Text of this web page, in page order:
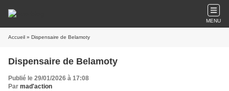
MENU
Accueil » Dispensaire de Belamoty
Dispensaire de Belamoty
Publié le 29/01/2026 à 17:08
Par mad'action